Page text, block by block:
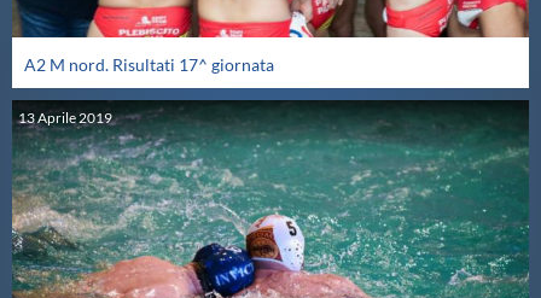
A2 M nord. Risultati 17^ giornata
13Aprile 2019